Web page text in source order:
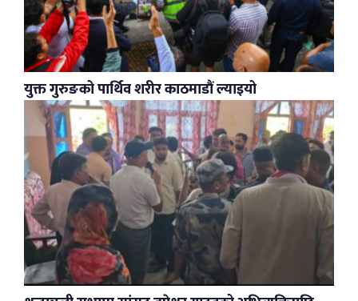
युक्त गुरुङको पार्थिव शरीर काठमाडौं ल्याइयो